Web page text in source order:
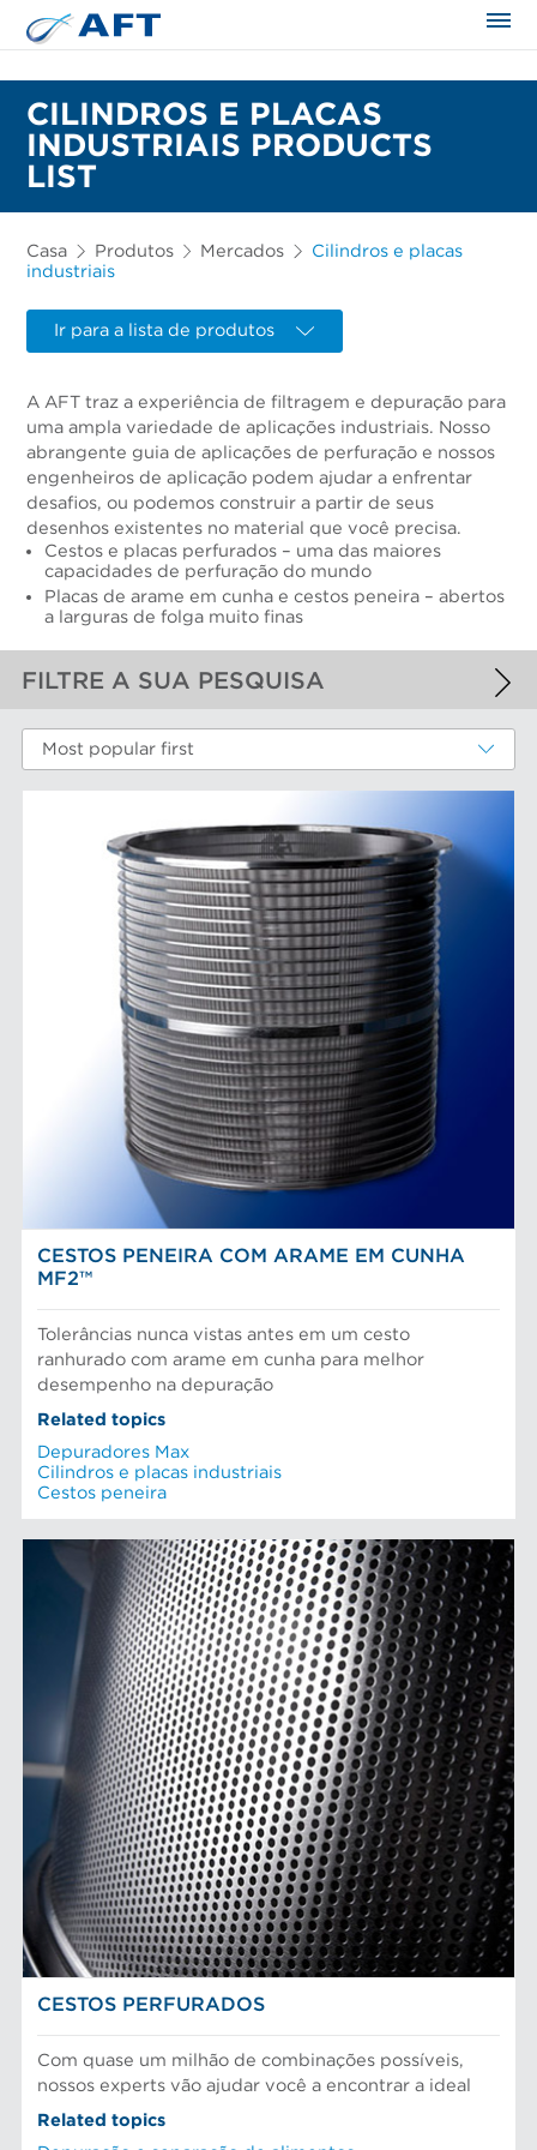
CILINDROS E PLACAS
INDUSTRIAIS PRODUCTS
LIST
Casa Produtos Mercados
Cilindros e placas
industriais
Ir para a lista de produtos
A AFT traz a experiência de filtragem e depuração para
uma ampla variedade de aplicações industriais. Nosso
abrangente guia de aplicações de perfuração e nossos
engenheiros de aplicação podem ajudar a enfrentar
desafios, ou podemos construir a partir de seus
desenhos existentes no material que você precisa.
Cestos e placas perfurados – uma das maiores
capacidades de perfuração do mundo
Placas de arame em cunha e cestos peneira – abertos
a larguras de folga muito finas
FILTRE A SUA PESQUISA
FILTROS APLICADOS
Cilindros e placas industriais
MAIS FILTROS
COMPONENTS DE DESGASTE DE
DESEMPENHO
Cestos peneira
Discos e insertos do refinador
Elementos do filtro
Placas depuradoras
Rotores de depurador
MARCAS AFT
Depuradores Max
Refinação Finebar
Sistemas de aproximação POM
Tecnologia Aikawa
MERCADOS
Aproximação da máquina de papel
Cilindros e placas industriais
Depuração e separação de alimentos
Fibras químicas
Fibras recicladas
Pasta Mecanica
Refinação de fibras
Testes e laboratório
EQUIPAMENTO
Preparação do material
Sistema de aproximação
AFT- UMA EMPRESA MOVIDA POR
Most popular first
CESTOS PENEIRA COM ARAME EM CUNHA
MF2™
Tolerâncias nunca vistas antes em um cesto
ranhurado com arame em cunha para melhor
desempenho na depuração
Related topics
Depuradores Max
Cilindros e placas industriais
Cestos peneira
CESTOS PERFURADOS
Com quase um milhão de combinações possíveis,
nossos experts vão ajudar você a encontrar a ideal
Related topics